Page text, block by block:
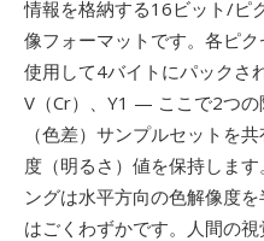
情報を格納する16ビット/ピ
像フォーマットです。各ピ
使用して4バイトにパックさ
V（Cr）、Y1 — ここで2つ
（色差）サンプルセットを
度（明るさ）値を保持しま
ングは水平方向の色解像度
はごくわずかです。人間の